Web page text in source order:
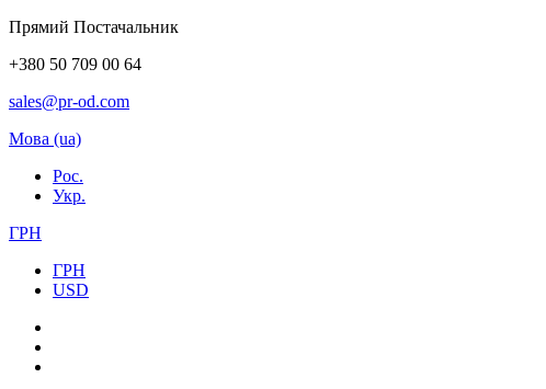
Прямий Постачальник
+380 50 709 00 64
sales@pr-od.com
Мова (ua)
Рос.
Укр.
ГРН
ГРН
USD